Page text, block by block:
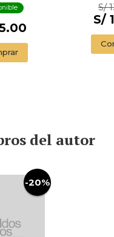
S/
S/
del autor
-20%